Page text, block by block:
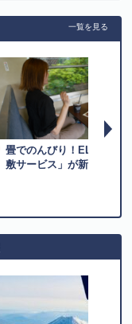
一覧を見る
畳でのんびり！EL急行「
敷サービス」が新登場！